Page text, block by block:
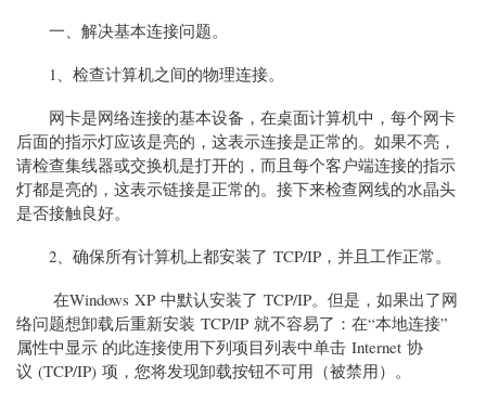
一、解决基本连接问题。
1、检查计算机之间的物理连接。
网卡是网络连接的基本设备，在桌面计算机中，每个网卡
后面的指示灯应该是亮的，这表示连接是正常的。如果不亮，
请检查集线器或交换机是打开的，而且每个客户端连接的指示
灯都是亮的，这表示链接是正常的。接下来检查网线的水晶头
是否接触良好。
2、确保所有计算机上都安装了 TCP/IP，并且工作正常。
在Windows XP 中默认安装了 TCP/IP。但是，如果出了网
络问题想卸载后重新安装 TCP/IP 就不容易了：在“本地连接”
属性中显示 的此连接使用下列项目列表中单击 Internet 协
议 (TCP/IP) 项，您将发现卸载按钮不可用（被禁用）。